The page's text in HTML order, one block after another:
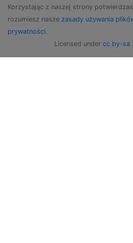
Korzystając z naszej strony
rozumiesz nasze zasady używania
prywatności.
Licensed under cc by-sa